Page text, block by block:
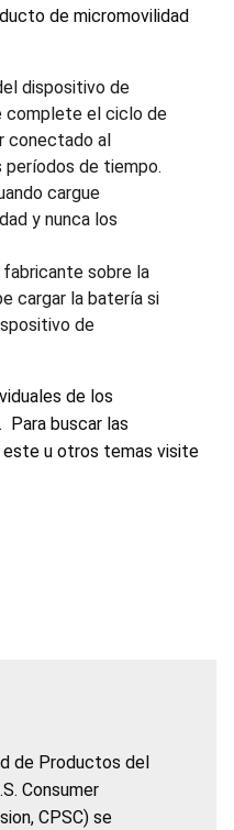
de micromovilidad
dispositivo de
complete el ciclo de
conectado al
de tiempo.
cargue
y nunca los
sobre la
cargar la batería si
de
de los
buscar las
este u otros temas visite
de Productos del
Consumer
CPSC) se